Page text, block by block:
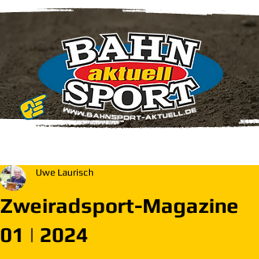
Zweiradsport-Magazine
01 | 2024
Uwe Laurisch